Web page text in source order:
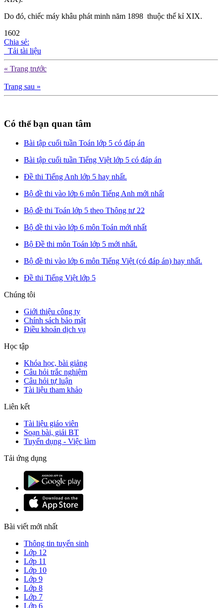
Do đó, chiếc máy khâu phát minh năm 1898 thuộc thế kỉ XIX.
1602
Chia sẻ:
Tải tài liệu
« Trang trước
Trang sau »
Có thể bạn quan tâm
Bài tập cuối tuần Toán lớp 5 có đáp án
Bài tập cuối tuần Tiếng Việt lớp 5 có đáp án
Đề thi Tiếng Anh lớp 5 hay nhất.
Bộ đề thi vào lớp 6 môn Tiếng Anh mới nhất
Bộ đề thi Toán lớp 5 theo Thông tư 22
Bộ đề thi vào lớp 6 môn Toán mới nhất
Bộ Đề thi môn Toán lớp 5 mới nhất.
Bộ đề thi vào lớp 6 môn Tiếng Việt (có đáp án) hay nhất.
Đề thi Tiếng Việt lớp 5
Chúng tôi
Giới thiệu công ty
Chính sách bảo mật
Điều khoản dịch vụ
Học tập
Khóa học, bài giảng
Câu hỏi trắc nghiệm
Câu hỏi tự luận
Tài liệu tham khảo
Liên kết
Tài liệu giáo viên
Soạn bài, giải BT
Tuyển dụng - Việc làm
Tải ứng dụng
Bài viết mới nhất
Thông tin tuyển sinh
Lớp 12
Lớp 11
Lớp 10
Lớp 9
Lớp 8
Lớp 7
Lớp 6